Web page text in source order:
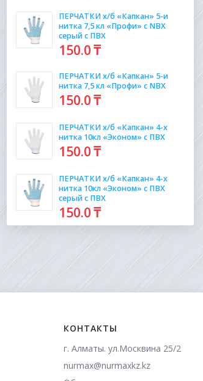
ПЕРЧАТКИ х/б «Капкан» 5-и
нитка 7,5 кл «Профи» с NBX
серый с ПВХ
150.0₸
ПЕРЧАТКИ х/б «Капкан» 5-и
нитка 7,5 кл «Профи» с NBX
150.0₸
ПЕРЧАТКИ х/б «Капкан» 4-х
нитка 10кл «Эконом» с ПВХ
150.0₸
ПЕРЧАТКИ х/б «Капкан» 4-х
нитка 10кл «Эконом» с ПВХ
серый с ПВХ
150.0₸
КОНТАКТЫ
г. Алматы. ул.Москвина 25/2
nurmax@nurmaxkz.kz